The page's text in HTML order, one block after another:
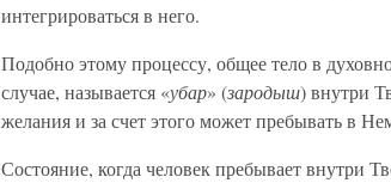
интегрироваться в него.
Подобно этому процессу, общее тело в
случае, называется «убар» (зародыш) внутри
желания и за счет этого может пребывать в
Состояние, когда человек пребывает внутри